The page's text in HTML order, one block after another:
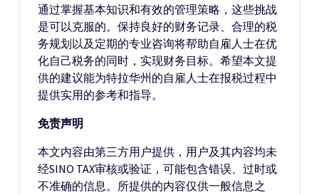
通过掌握基本知识和有效的管理策略，这些挑战
是可以克服的。保持良好的财务记录、合理的税
务规划以及定期的专业咨询将帮助自雇人士在优
化自己税务的同时，实现财务目标。希望本文提
供的建议能为特拉华州的自雇人士在报税过程中
提供实用的参考和指导。
免责声明
本文内容由第三方用户提供，用户及其内容均未
经SINO TAX审核或验证，可能包含错误、过时或
不准确的信息。所提供的内容仅供一般信息之